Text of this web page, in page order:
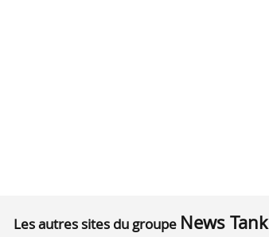
Les autres sites du groupe News Tank